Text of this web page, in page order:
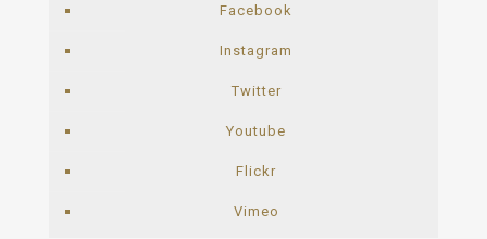
Facebook
Instagram
Twitter
Youtube
Flickr
Vimeo